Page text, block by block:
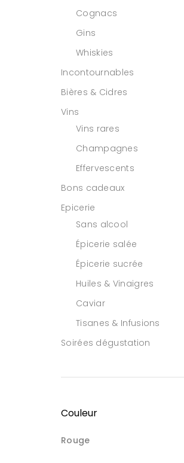
Cognacs
Gins
Whiskies
Incontournables
Bières & Cidres
Vins
Vins rares
Champagnes
Effervescents
Bons cadeaux
Epicerie
Sans alcool
Épicerie salée
Épicerie sucrée
Huiles & Vinaigres
Caviar
Tisanes & Infusions
Soirées dégustation
Couleur
Rouge